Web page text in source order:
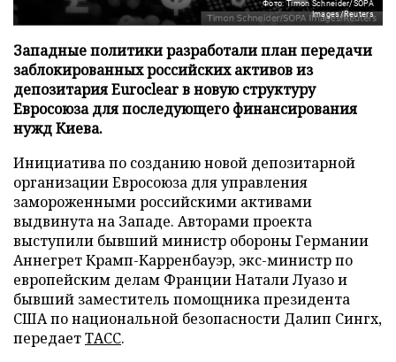
Фото: Timon Schneider/SOPA
Images/Reuters
Западные политики разработали план передачи
заблокированных российских активов из
депозитария Euroclear в новую структуру
Евросоюза для последующего финансирования
нужд Киева.
Инициатива по созданию новой депозитарной
организации Евросоюза для управления
замороженными российскими активами
выдвинута на Западе. Авторами проекта
выступили бывший министр обороны Германии
Аннегрет Крамп-Карренбауэр, экс-министр по
европейским делам Франции Натали Луазо и
бывший заместитель помощника президента
США по национальной безопасности Далип Сингх,
передаетТАСС.